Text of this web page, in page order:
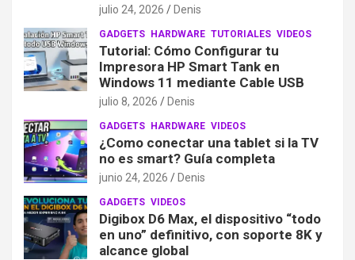
julio 24, 2026 Denis
GADGETS HARDWARE TUTORIALES VIDEOS
Tutorial: Cómo Configurar tu
Impresora HP Smart Tank en
Windows 11 mediante Cable USB
julio 8, 2026 Denis
GADGETS HARDWARE VIDEOS
¿Como conectar una tablet si la TV
no es smart? Guía completa
junio 24, 2026 Denis
GADGETS VIDEOS
Digibox D6 Max, el dispositivo “todo
en uno” definitivo, con soporte 8K y
alcance global